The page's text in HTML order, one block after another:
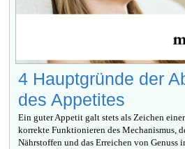
4 Hauptgründe der
des Appetites
Ein guter Appetit galt stets als Zeichen
korrekte Funktionieren des Mechanismus,
Nährstoffen und das Erreichen von Genuss